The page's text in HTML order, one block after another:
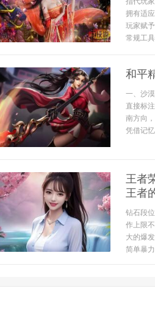
拥有适
玩家赋
常规工
和平
一、沙
直接标
南方向
凭借记
王者
王者
钻石段
作上限
大的爆
简单暴